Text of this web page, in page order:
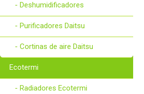
- Deshumidificadores
- Purificadores Daitsu
- Cortinas de aire Daitsu
Ecotermi
- Radiadores Ecotermi